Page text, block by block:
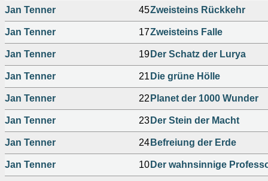
Jan Tenner 45Zweisteins Rückkehr
Jan Tenner 17Zweisteins Falle
Jan Tenner 19 Der Schatz der Lurya
Jan Tenner 21 Die grüne Hölle
Jan Tenner 22 Planet der 1000 Wunder
Jan Tenner 23 Der Stein der Macht
Jan Tenner 24 Befreiung der Erde
Jan Tenner 10 Der wahnsinnige